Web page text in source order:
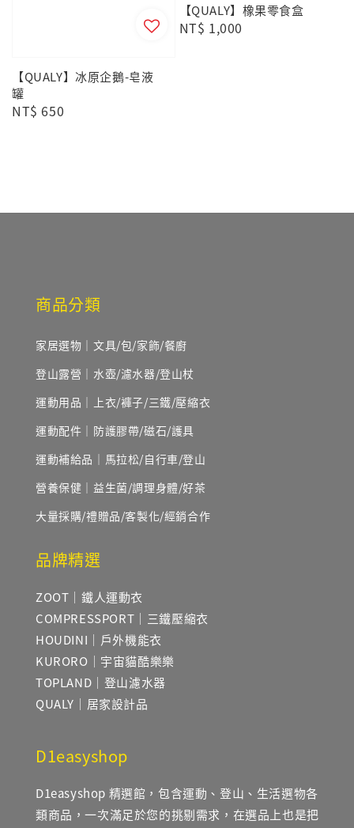
【QUALY】冰原企鵝-皂液
罐
Regular
NT$ 650
【QUALY】橡果零食盒
Regular
NT$ 1,000
商品分類
家居選物｜文具/包/家飾/餐廚
登山露營｜水壺/濾水器/登山杖
運動用品｜上衣/褲子/三鐵/壓縮衣
運動配件｜防護膠帶/磁石/護具
運動補給品｜馬拉松/自行車/登山
營養保健｜益生菌/調理身體/好茶
大量採購/禮贈品/客製化/經銷合作
品牌精選
ZOOT｜鐵人運動衣
COMPRESSPORT｜三鐵壓縮衣
HOUDINI｜戶外機能衣
KURORO｜宇宙貓酷樂樂
TOPLAND｜登山濾水器
QUALY｜居家設計品
D1easyshop
D1easyshop 精選館，包含運動、登山、生活選物各
類商品，一次滿足於您的挑剔需求，在選品上也是把